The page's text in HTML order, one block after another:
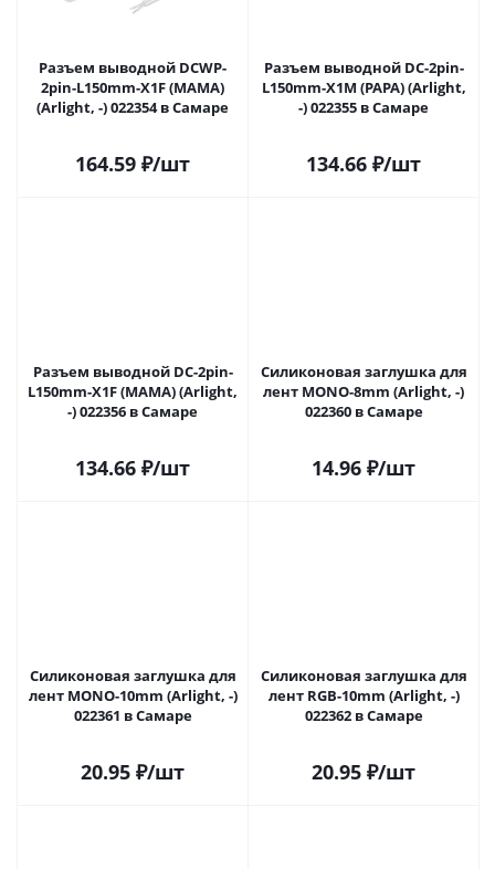
Разъем выводной DCWP-
2pin-L150mm-X1F (MAMA)
(Arlight, -) 022354 в Самаре
164.59 ₽/шт
Разъем выводной DC-2pin-
L150mm-X1M (PAPA) (Arlight,
-) 022355 в Самаре
134.66 ₽/шт
Разъем выводной DC-2pin-
L150mm-X1F (MAMA) (Arlight,
-) 022356 в Самаре
134.66 ₽/шт
Силиконовая заглушка для
лент MONO-8mm (Arlight, -)
022360 в Самаре
14.96 ₽/шт
Силиконовая заглушка для
лент MONO-10mm (Arlight, -)
022361 в Самаре
20.95 ₽/шт
Силиконовая заглушка для
лент RGB-10mm (Arlight, -)
022362 в Самаре
20.95 ₽/шт